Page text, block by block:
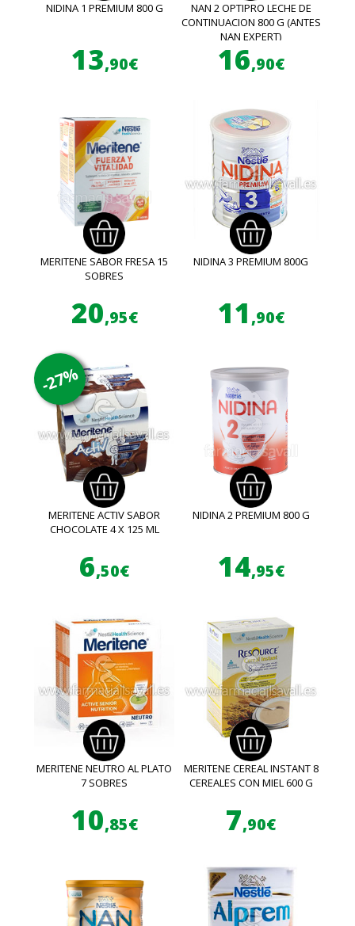
NIDINA 1 PREMIUM 800 G
13,90€
NAN 2 OPTIPRO LECHE DE
CONTINUACION 800 G (ANTES
NAN EXPERT)
16,90€
MERITENE SABOR FRESA 15
SOBRES
20,95€
NIDINA 3 PREMIUM 800G
11 ,90€
-27%
MERITENE ACTIV SABOR
CHOCOLATE 4 X 125 ML
6,50€
NIDINA 2 PREMIUM 800 G
14,95€
MERITENE NEUTRO AL PLATO
7 SOBRES
10,85€
MERITENE CEREAL INSTANT 8
CEREALES CON MIEL 600 G
7,90€